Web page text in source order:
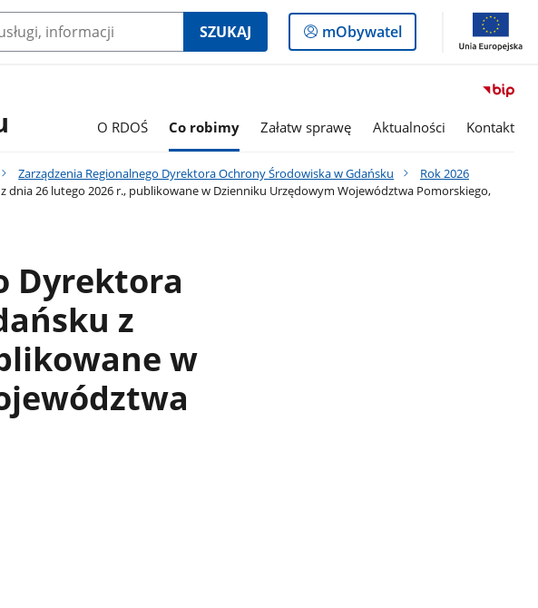
SZUKAJ
Logowanie
do
mObywatel
O RDOŚ Co robimy Załatw sprawę Aktualności Kontakt
Zarządzenia Regionalnego Dyrektora Ochrony Środowiska w Gdańsku
Rok 2026
26 lutego 2026 r., publikowane w Dzienniku Urzędowym Województwa Pomorskiego,
Dyrektora
z
w